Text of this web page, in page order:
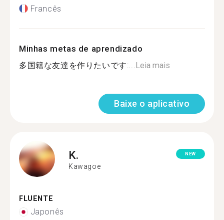
Francês
Minhas metas de aprendizado
多国籍な友達を作りたいです:... Leia mais
Baixe o aplicativo
K.
Kawagoe
NEW
FLUENTE
Japonês